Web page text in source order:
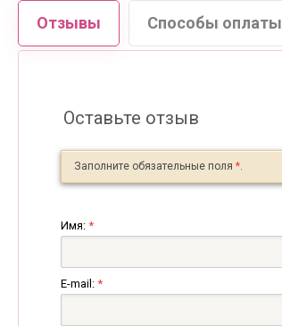
Отзывы Способы оплаты
Оставьте отзыв
Заполните обязательные поля *.
Имя: *
E-mail: *